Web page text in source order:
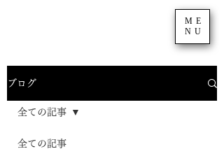
ME
NU
ブログ
全ての記事
全ての記事